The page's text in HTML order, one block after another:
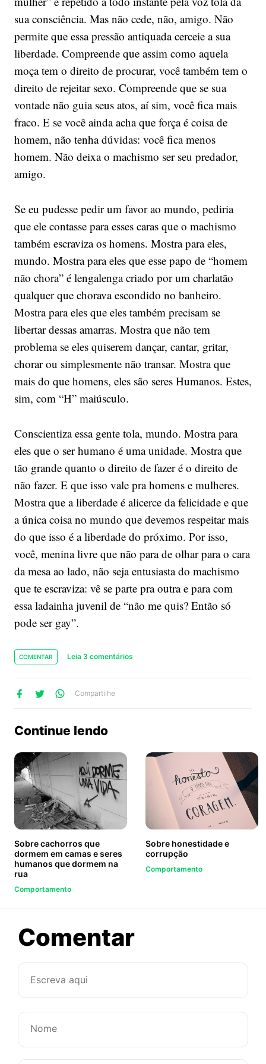
sua consciência. Mas não cede, não, amigo. Não
permite que essa pressão antiquada cerceie a sua
liberdade. Compreende que assim como aquela
moça tem o direito de procurar, você também tem o
direito de rejeitar sexo. Compreende que se sua
vontade não guia seus atos, aí sim, você fica mais
fraco. E se você ainda acha que força é coisa de
homem, não tenha dúvidas: você fica menos
homem. Não deixa o machismo ser seu predador,
amigo.
Se eu pudesse pedir um favor ao mundo, pediria
que ele contasse para esses caras que o machismo
também escraviza os homens. Mostra para eles,
mundo. Mostra para eles que esse papo de “homem
não chora” é lengalenga criado por um charlatão
qualquer que chorava escondido no banheiro.
Mostra para eles que eles também precisam se
libertar dessas amarras. Mostra que não tem
problema se eles quiserem dançar, cantar, gritar,
chorar ou simplesmente não transar. Mostra que
mais do que homens, eles são seres Humanos. Estes,
sim, com “H” maiúsculo.
Conscientiza essa gente tola, mundo. Mostra para
eles que o ser humano é uma unidade. Mostra que
tão grande quanto o direito de fazer é o direito de
não fazer. E que isso vale pra homens e mulheres.
Mostra que a liberdade é alicerce da felicidade e que
a única coisa no mundo que devemos respeitar mais
do que isso é a liberdade do próximo. Por isso,
você, menina livre que não para de olhar para o cara
da mesa ao lado, não seja entusiasta do machismo
que te escraviza: vê se parte pra outra e para com
essa ladainha juvenil de “não me quis? Então só
pode ser gay”.
COMENTAR Leia 3 comentários
Compartilhe
Continue lendo
Sobre cachorros que
dormem em camas e seres
humanos que dormem na
rua
Comportamento
Sobre honestidade e
corrupção
Comportamento
Comentarsobre